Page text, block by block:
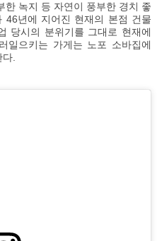
한 녹지 등 자연이 풍부한 경치 좋
46년에 지어진 현재의 본점 건물
당시의 분위기를 그대로 현재에
일으키는 가게는 노포 소바집에
다.